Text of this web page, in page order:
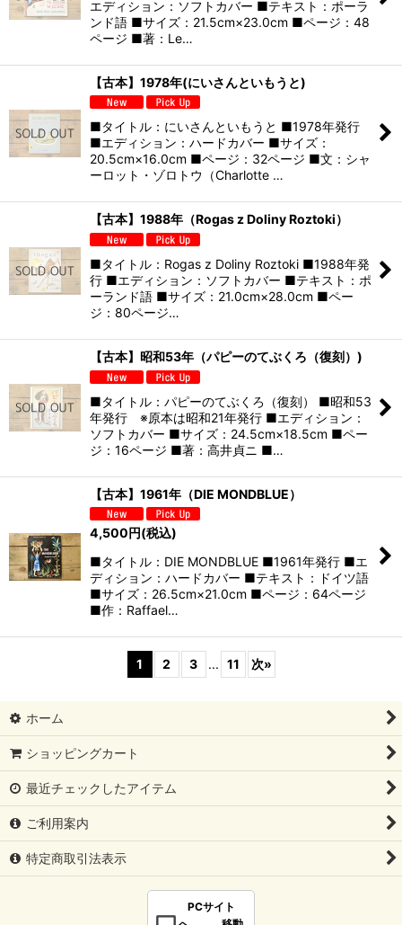
エディション：ソフトカバー ■テキスト：ポーラ
ンド語 ■サイズ：21.5cm×23.0cm ■ページ：48
ページ ■著：Le…
【古本】1978年(にいさんといもうと)
■タイトル：にいさんといもうと ■1978年発行
■エディション：ハードカバー ■サイズ：
20.5cm×16.0cm ■ページ：32ページ ■文：シャ
ーロット・ゾロトウ（Charlotte …
【古本】1988年（Rogas z Doliny Roztoki）
■タイトル：Rogas z Doliny Roztoki ■1988年発
行 ■エディション：ソフトカバー ■テキスト：ポ
ーランド語 ■サイズ：21.0cm×28.0cm ■ペー
ジ：80ページ…
【古本】昭和53年（パピーのてぶくろ（復刻）)
■タイトル：パピーのてぶくろ（復刻） ■昭和53
年発行 ※原本は昭和21年発行 ■エディション：
ソフトカバー ■サイズ：24.5cm×18.5cm ■ペー
ジ：16ページ ■著：高井貞ニ ■…
【古本】1961年（DIE MONDBLUE）
4,500円(税込)
■タイトル：DIE MONDBLUE ■1961年発行 ■エ
ディション：ハードカバー ■テキスト：ドイツ語
■サイズ：26.5cm×21.0cm ■ページ：64ページ
■作：Raffael…
1 2 3 ... 11 次»
ホーム
ショッピングカート
最近チェックしたアイテム
ご利用案内
特定商取引法表示
PCサイト